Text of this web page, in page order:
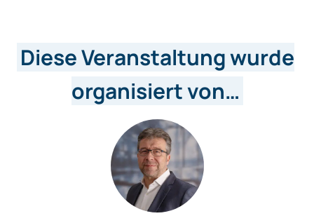
Diese Veranstaltung wurde
organisiert von…